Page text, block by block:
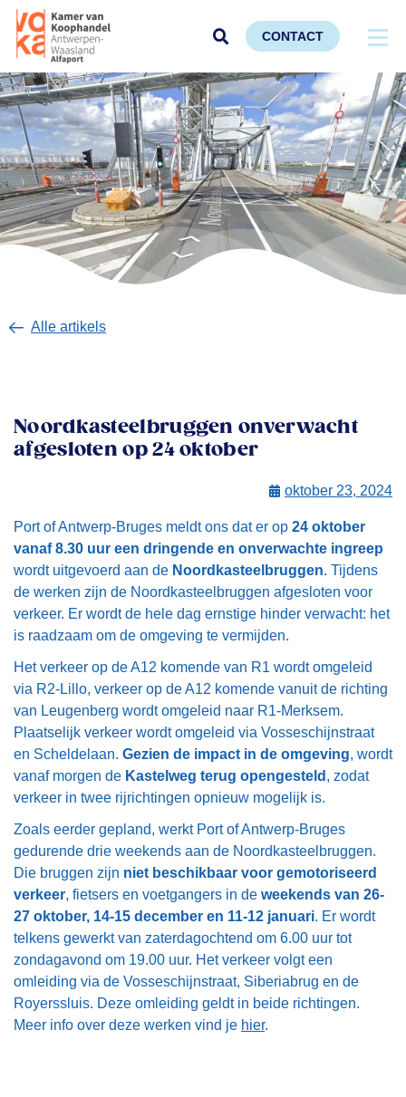
CONTACT
Alle artikels
Noordkasteelbruggen onverwacht
afgesloten op 24 oktober
oktober 23, 2024
Port of Antwerp-Bruges meldt ons dat er op 24 oktober
vanaf 8.30 uur een dringende en onverwachte ingreep
wordt uitgevoerd aan de Noordkasteelbruggen. Tijdens
de werken zijn de Noordkasteelbruggen afgesloten voor
verkeer. Er wordt de hele dag ernstige hinder verwacht: het
is raadzaam om de omgeving te vermijden.
Het verkeer op de A12 komende van R1 wordt omgeleid
via R2-Lillo, verkeer op de A12 komende vanuit de richting
van Leugenberg wordt omgeleid naar R1-Merksem.
Plaatselijk verkeer wordt omgeleid via Vosseschijnstraat
en Scheldelaan. Gezien de impact in de omgeving, wordt
vanaf morgen de Kastelweg terug opengesteld , zodat
verkeer in twee rijrichtingen opnieuw mogelijk is.
Zoals eerder gepland, werkt Port of Antwerp-Bruges
gedurende drie weekends aan de Noordkasteelbruggen.
Die bruggen zijn niet beschikbaar voor gemotoriseerd
verkeer, fietsers en voetgangers in de weekends van 26-
27 oktober, 14-15 december en 11-12 januari. Er wordt
telkens gewerkt van zaterdagochtend om 6.00 uur tot
zondagavond om 19.00 uur. Het verkeer volgt een
omleiding via de Vosseschijnstraat, Siberiabrug en de
Royerssluis. Deze omleiding geldt in beide richtingen.
Meer info over deze werken vind je hier.